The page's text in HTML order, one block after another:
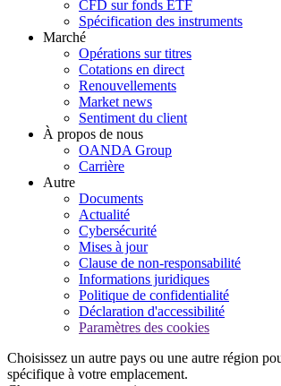
CFD sur fonds ETF
Spécification des instruments
Marché
Opérations sur titres
Cotations en direct
Renouvellements
Market news
Sentiment du client
À propos de nous
OANDA Group
Carrière
Autre
Documents
Actualité
Cybersécurité
Mises à jour
Clause de non-responsabilité
Informations juridiques
Politique de confidentialité
Déclaration d'accessibilité
Paramètres des cookies
Choisissez un autre pays ou une autre région
spécifique à votre emplacement.